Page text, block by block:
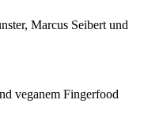
Marcus Seibert und
veganem Fingerfood